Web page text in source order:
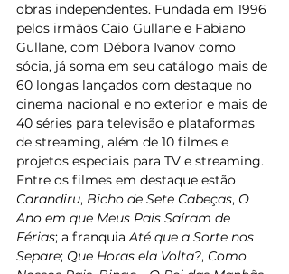
obras independentes. Fundada em 1996
pelos irmãos Caio Gullane e Fabiano
Gullane, com Débora Ivanov como
sócia, já soma em seu catálogo mais de
60 longas lançados com destaque no
cinema nacional e no exterior e mais de
40 séries para televisão e plataformas
de streaming, além de 10 filmes e
projetos especiais para TV e streaming.
Entre os filmes em destaque estão
Carandiru, Bicho de Sete Cabeças, O
Ano em que Meus Pais Saíram de
Férias; a franquia Até que a Sorte nos
Separe; Que Horas ela Volta?, Como